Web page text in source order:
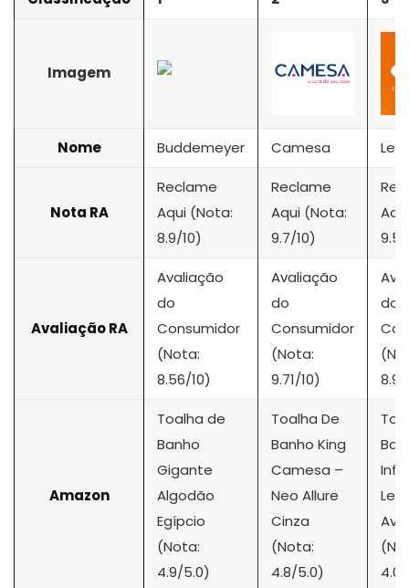
Imagem
Nome Buddemeyer Camesa
Nota RA
Reclame
Aqui (Nota:
8.9/10)
Reclame
Aqui (Nota:
9.7/10)
9.5/
Avaliação RA
Avaliação
do
Consumidor
(Nota:
8.56/10)
Avaliação
do
Consumidor
(Nota:
9.71/10)
do
8.9/
Amazon
Toalha de
Banho
Gigante
Algodão
Egípcio
(Nota:
4.9/5.0)
Toalha De
Banho King
Camesa –
Neo Allure
Cinza
(Nota:
4.8/5.0)